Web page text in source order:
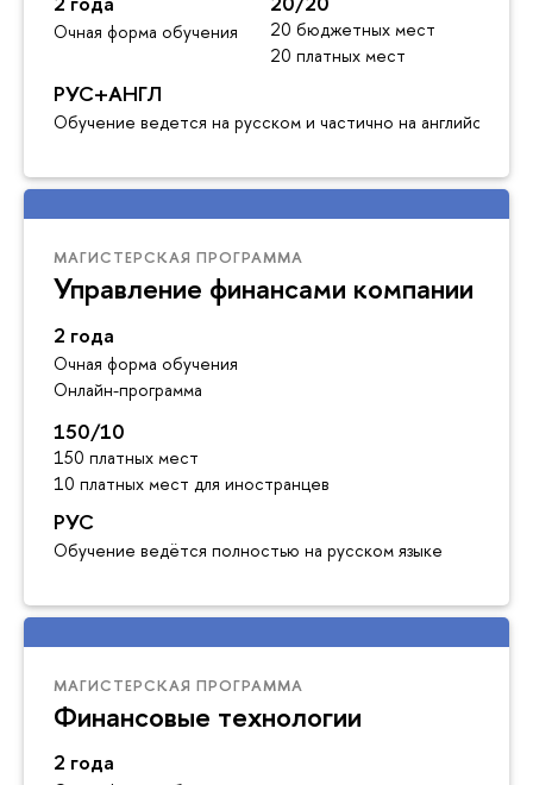
Очная форма обучения
20 бюджетных мест
20 платных мест
РУС+АНГЛ
Обучение ведется на русском и частично на английском
МАГИСТЕРСКАЯ ПРОГРАММА
Управление финансами компании
2 года
Очная форма обучения
Онлайн-программа
150/10
150 платных мест
10 платных мест для иностранцев
РУС
Обучение ведётся полностью на русском языке
МАГИСТЕРСКАЯ ПРОГРАММА
Финансовые технологии
2 года